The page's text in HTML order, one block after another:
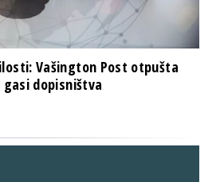
Vašington Post otpušta
dopisništva